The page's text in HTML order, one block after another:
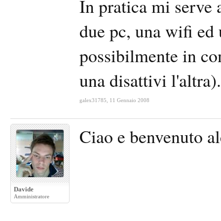
In pratica mi serve
due pc, una wifi
possibilmente in
una disattivi
galex31785 11 Gennaio 2008
Davide
Amministratore
Ciao e benvenuto